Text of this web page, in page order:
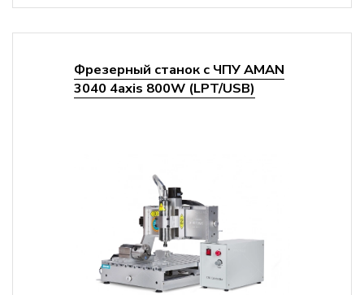
Фрезерный станок с ЧПУ AMAN
3040 4axis 800W (LPT/USB)